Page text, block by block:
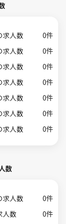
求人数
0件
求人数
0件
求人数
0件
求人数
0件
求人数
0件
求人数
0件
求人数 0件
数
求人数
0件
人数
0件